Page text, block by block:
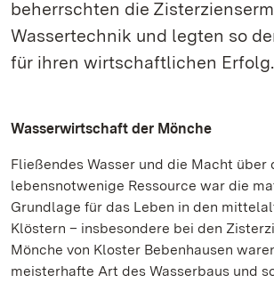
beherrschten die
Wassertechnik und legten so
für ihren wirtschaftlichen Erfolg.
Wasserwirtschaft der Mönche
Fließendes Wasser und die Macht über
lebensnotwenige Ressource war die
Grundlage für das Leben in den
Klöstern – insbesondere bei den
Mönche von Kloster Bebenhausen
meisterhafte Art des Wasserbaus und